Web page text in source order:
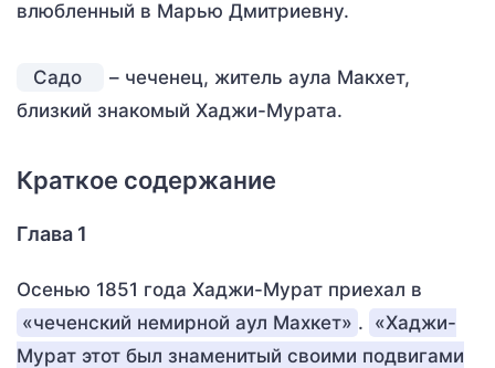
влюбленный в Марью Дмитриевну.
Садо
– чеченец, житель аула Макхет,
близкий знакомый Хаджи-Мурата.
Краткое содержание
Глава 1
Осенью 1851 года Хаджи-Мурат приехал в
«чеченский немирной аул Махкет» . «Хаджи-
Мурат этот был знаменитый своими подвигами